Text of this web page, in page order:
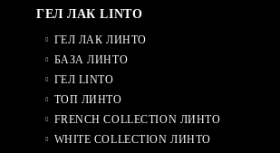
ГЕЛ ЛАК LINTO
ГЕЛ ЛАК ЛИНТО
БАЗА ЛИНТО
ГЕЛ LINTO
ТОП ЛИНТО
FRENCH COLLECTION ЛИНТО
WHITE COLLECTION ЛИНТО